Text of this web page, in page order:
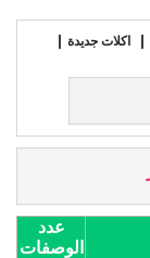
اكلات جديدة
عدد
الوصفات